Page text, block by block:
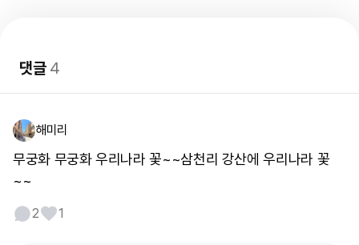
댓글4
해미리
무궁화 무궁화 우리나라 꽃~~삼천리 강산에 우리나라 꽃
~~
2 1